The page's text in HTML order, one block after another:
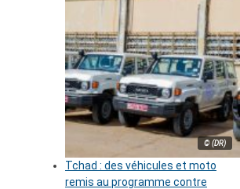
© (DR)
Tchad : des véhicules et moto
remis au programme contre